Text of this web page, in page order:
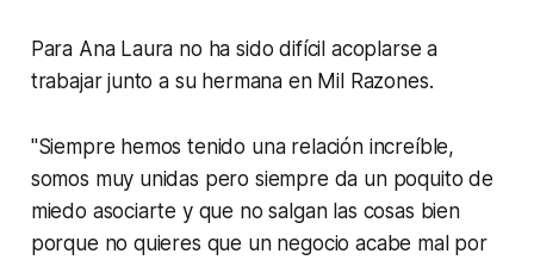
Para Ana Laura no ha sido difícil acoplarse a
trabajar junto a su hermana en Mil Razones.
"Siempre hemos tenido una relación increíble,
somos muy unidas pero siempre da un poquito de
miedo asociarte y que no salgan las cosas bien
porque no quieres que un negocio acabe mal por